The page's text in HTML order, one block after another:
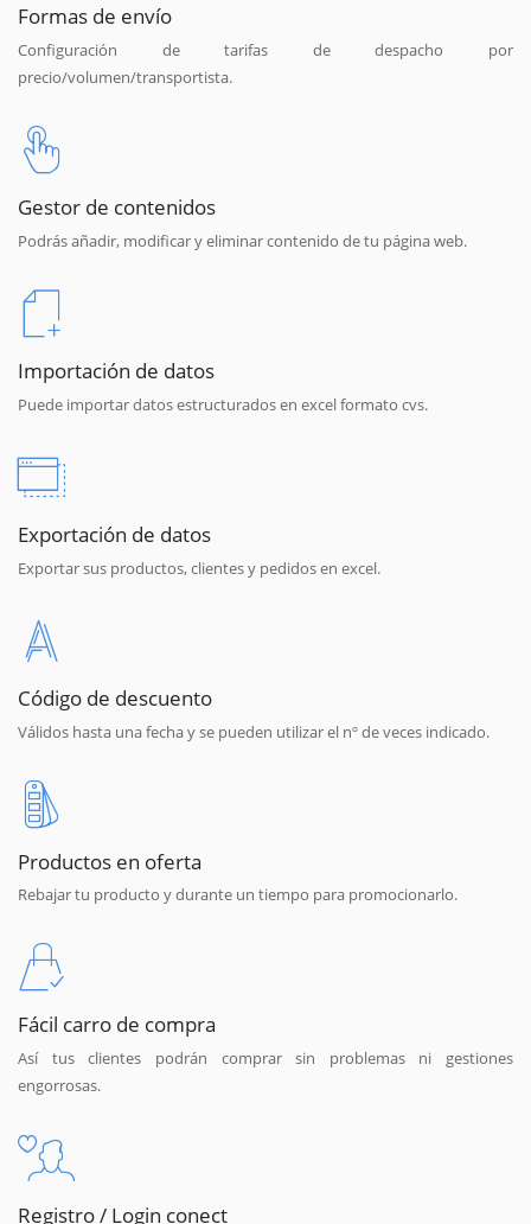
Formas de envío
Configuración de tarifas de despacho por
precio/volumen/transportista.
Gestor de contenidos
Podrás añadir, modificar y eliminar contenido de tu página web.
Importación de datos
Puede importar datos estructurados en excel formato cvs.
Exportación de datos
Exportar sus productos, clientes y pedidos en excel.
Código de descuento
Válidos hasta una fecha y se pueden utilizar el nº de veces indicado.
Productos en oferta
Rebajar tu producto y durante un tiempo para promocionarlo.
Fácil carro de compra
Así tus clientes podrán comprar sin problemas ni gestiones
engorrosas.
Registro / Login conect